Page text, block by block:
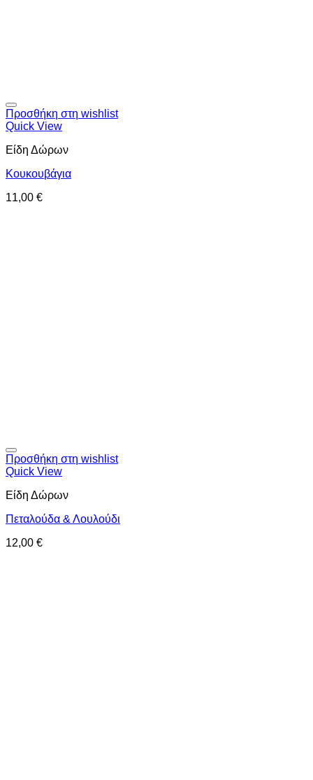
Προσθήκη στη wishlist
Quick View
Είδη Δώρων
Κουκουβάγια
11,00 €
Προσθήκη στη wishlist
Quick View
Είδη Δώρων
Πεταλούδα & Λουλούδι
12,00 €